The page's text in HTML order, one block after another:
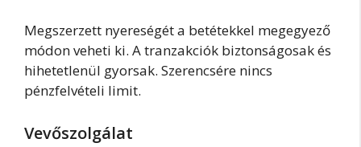
Megszerzett nyereségét a betétekkel megegyező
módon veheti ki. A tranzakciók biztonságosak és
hihetetlenül gyorsak. Szerencsére nincs
pénzfelvételi limit.
Vevőszolgálat